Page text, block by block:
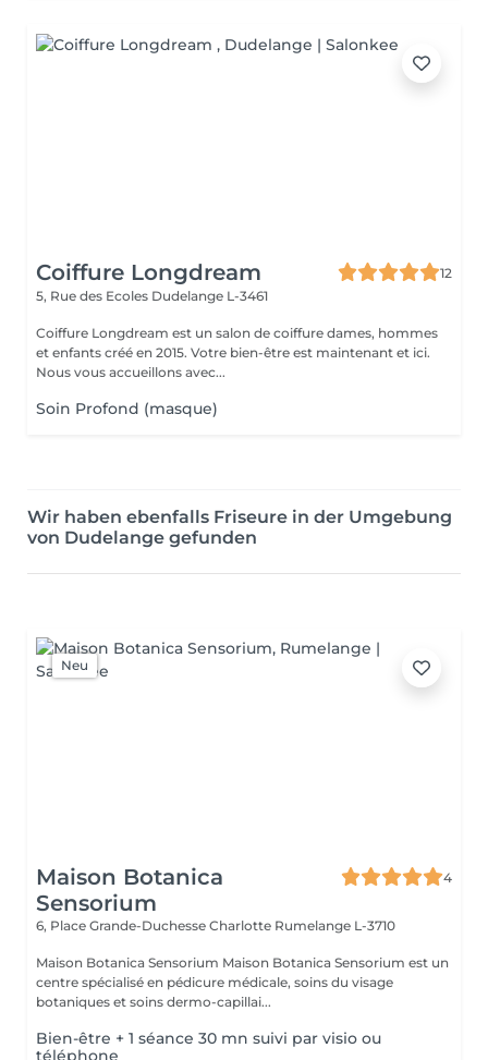
Coiffure Longdream
12
5, Rue des Ecoles Dudelange L-3461
Coiffure Longdream est un salon de coiffure dames, hommes
et enfants créé en 2015. Votre bien-être est maintenant et ici.
Nous vous accueillons avec...
Soin Profond (masque)
Wir haben ebenfalls Friseure in der Umgebung
von Dudelange gefunden
Neu
Maison Botanica
Sensorium
4
6, Place Grande-Duchesse Charlotte Rumelange L-3710
Maison Botanica Sensorium Maison Botanica Sensorium est un
centre spécialisé en pédicure médicale, soins du visage
botaniques et soins dermo-capillai...
Bien-être + 1 séance 30 mn suivi par visio ou
téléphone